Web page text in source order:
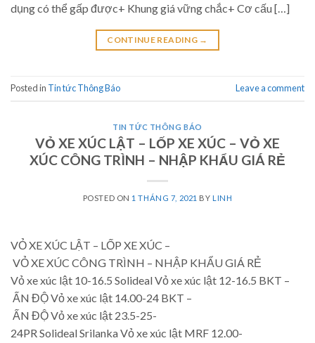
dụng có thể gấp được+ Khung giá vững chắc+ Cơ cấu […]
CONTINUE READING →
Posted in Tin tức Thông Báo Leave a comment
TIN TỨC THÔNG BÁO
VỎ XE XÚC LẬT – LỐP XE XÚC – VỎ XE
XÚC CÔNG TRÌNH – NHẬP KHẨU GIÁ RẺ
POSTED ON 1 THÁNG 7, 2021 BY LINH
VỎ XE XÚC LẬT – LỐP XE XÚC –
VỎ XE XÚC CÔNG TRÌNH – NHẬP KHẨU GIÁ RẺ
Vỏ xe xúc lật 10-16.5 Solideal Vỏ xe xúc lật 12-16.5 BKT –
ẤN ĐỘ Vỏ xe xúc lật 14.00-24 BKT –
ẤN ĐỘ Vỏ xe xúc lật 23.5-25-
24PR Solideal Srilanka Vỏ xe xúc lật MRF 12.00-